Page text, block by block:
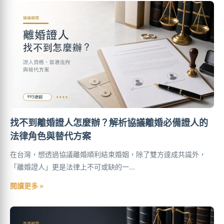
找不到離婚證人怎麼辦？解析協議離婚必備證人的
法律角色與替代方案
在台灣，想透過協議離婚順利結束婚姻，除了雙方達成共識外，
「離婚證人」更是法律上不可或缺的一...
閱讀更多 »